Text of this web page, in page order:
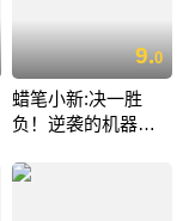
9.0
蜡笔小新:决一胜
负！逆袭的机器人